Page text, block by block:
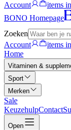
Account
items
BONO Homepage
Zoeken
Account
items
Home
Vitaminen &
Sport
Merken
Sale
KeuzehulpContact
Open